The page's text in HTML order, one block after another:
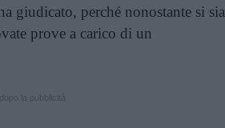
giudicato, perché nonostante si sia
prove a carico di un